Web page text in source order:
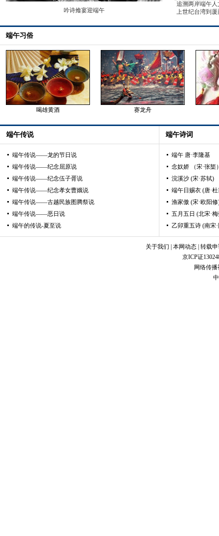
吟诗飨宴迎端午
追溯两岸端午人
上世纪台湾到厦
端午习俗
喝雄黄酒 赛龙舟
端午传说
端午传说——龙的节日说
端午传说——纪念屈原说
端午传说——纪念伍子胥说
端午传说——纪念孝女曹娥说
端午传说——古越民族图腾祭说
端午传说——恶日说
端午的传说-夏至说
端午诗词
端午 唐·李隆基
念奴娇 （宋·张榘
浣溪沙 (宋·苏轼)
端午日赐衣 (唐·
渔家傲 (宋·欧阳
五月五日 (北宋·
乙卯重五诗 (南宋
关于我们 本网动态 转载
京ICP证
网络传